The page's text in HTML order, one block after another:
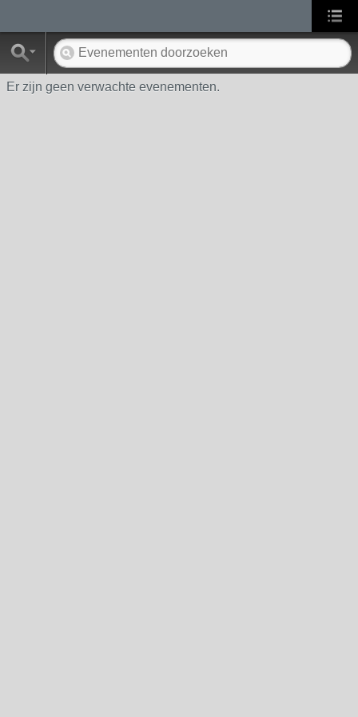
Er zijn geen verwachte evenementen.